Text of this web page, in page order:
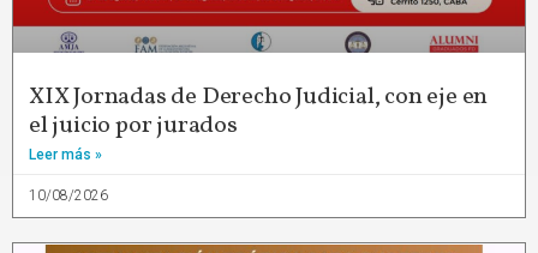
XIX Jornadas de Derecho Judicial, con eje en
el juicio por jurados
Leer más »
10/08/2026